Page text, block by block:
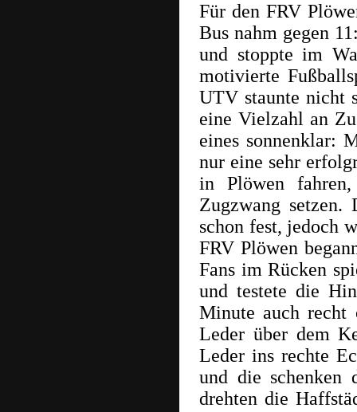
Für den FRV
Bus nahm gegen
und stoppte im
motivierte
UTV staunte nicht
eine Vielzahl an
eines sonnenklar:
nur eine sehr
in Plöwen
Zugzwang
schon fest, jedoch
FRV Plöwen
Fans im Rücken
und testete die
Minute auch recht
Leder über dem
Leder ins rechte
und die schenken
drehten die